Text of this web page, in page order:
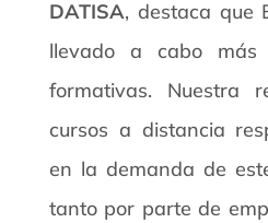
DATISA, destaca que
llevado a cabo más
formativas. Nuestra
cursos a distancia
en la demanda de
tanto por parte de